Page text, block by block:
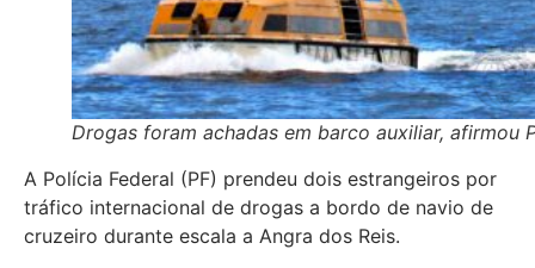
Drogas foram achadas em barco auxiliar, afirmou
A Polícia Federal (PF) prendeu dois estrangeiros por
tráfico internacional de drogas a bordo de navio de
cruzeiro durante escala a Angra dos Reis.